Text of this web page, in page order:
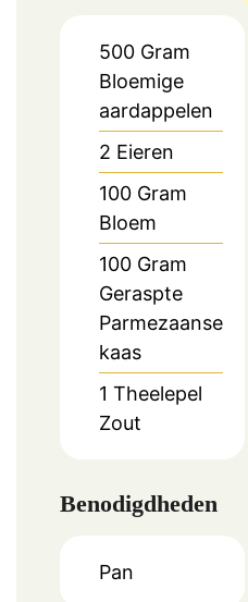
500 Gram
Bloemige
aardappelen
2 Eieren
100 Gram
Bloem
100 Gram
Geraspte
Parmezaanse
kaas
1 Theelepel
Zout
Benodigdheden
Pan